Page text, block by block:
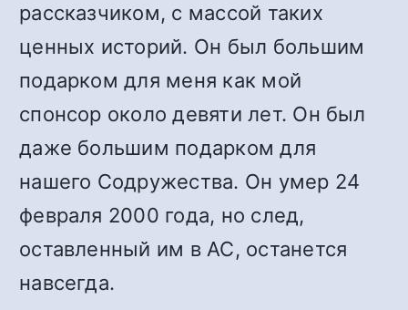
рассказчиком, с массой таких
ценных историй. Он был большим
подарком для меня как мой
спонсор около девяти лет. Он был
даже большим подарком для
нашего Содружества. Он умер 24
февраля 2000 года, но след,
оставленный им в АС, останется
навсегда.